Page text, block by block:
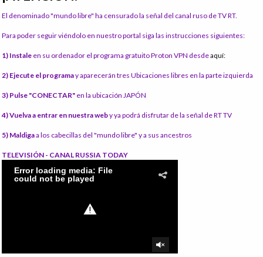
El denominado "mundo libre" ha censurado la señal del canal ruso de TV RT.
Para poder seguir viéndolo en nuestro portal siga las instrucciones siguientes:
1) Instale en su ordenador el programa gratuito Proton VPN desdeaquí:
2) Ejecute el programay aparecerán tres Ubicaciones libres en la parte izquierda
3) Pulse "CONECTAR" en la ubicación JAPÓN
4) Vuelva a entrar en nuestra weby ya podrá disfrutar de la señal de RT TV
5) Maldigaa los cabecillas del "mundo libre" y a sus ancestros
TELEVISIÓN - CANAL RUSSIA TODAY